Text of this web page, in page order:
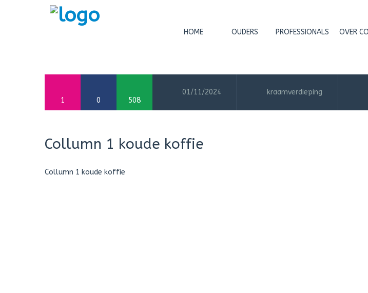
HOME OUDERS PROFESSIONALS OVER
1 0 508
01/11/2024 kraamverdieping
Collumn 1 koude koffie
Collumn 1 koude koffie